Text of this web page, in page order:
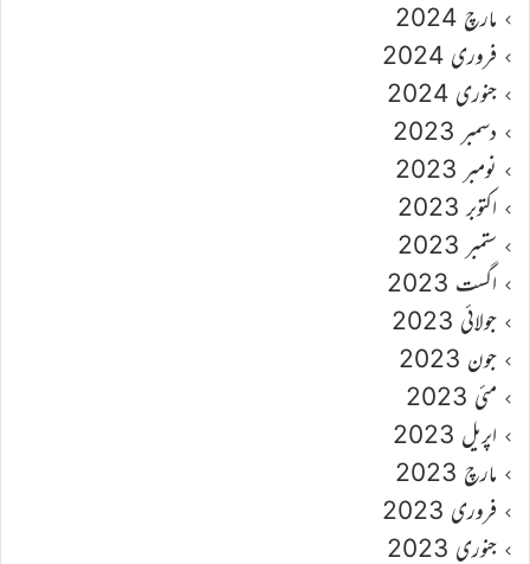
مارچ 2024
فروری 2024
جنوری 2024
دسمبر 2023
نومبر 2023
اکتوبر 2023
ستمبر 2023
اگست 2023
جولائی 2023
جون 2023
مئی 2023
اپریل 2023
مارچ 2023
فروری 2023
جنوری 2023